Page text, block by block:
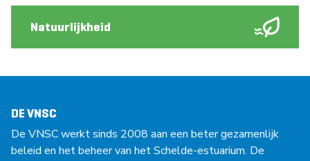
Natuurlijkheid
DE VNSC
De VNSC werkt sinds 2008 aan een beter gezamenlijk
beleid en het beheer van het Schelde-estuarium. De